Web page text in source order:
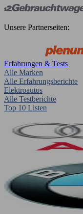
Unsere Partnerseiten:
Erfahrungen & Tests
Alle Marken
Alle Erfahrungsberichte
Elektroautos
Alle Testberichte
Top 10 Listen